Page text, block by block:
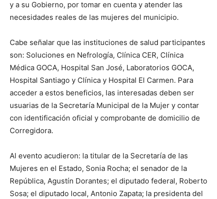
y a su Gobierno, por tomar en cuenta y atender las
necesidades reales de las mujeres del municipio.
Cabe señalar que las instituciones de salud participantes
son: Soluciones en Nefrología, Clínica CER, Clínica
Médica GOCA, Hospital San José, Laboratorios GOCA,
Hospital Santiago y Clínica y Hospital El Carmen. Para
acceder a estos beneficios, las interesadas deben ser
usuarias de la Secretaría Municipal de la Mujer y contar
con identificación oficial y comprobante de domicilio de
Corregidora.
Al evento acudieron: la titular de la Secretaría de las
Mujeres en el Estado, Sonia Rocha; el senador de la
República, Agustín Dorantes; el diputado federal, Roberto
Sosa; el diputado local, Antonio Zapata; la presidenta del